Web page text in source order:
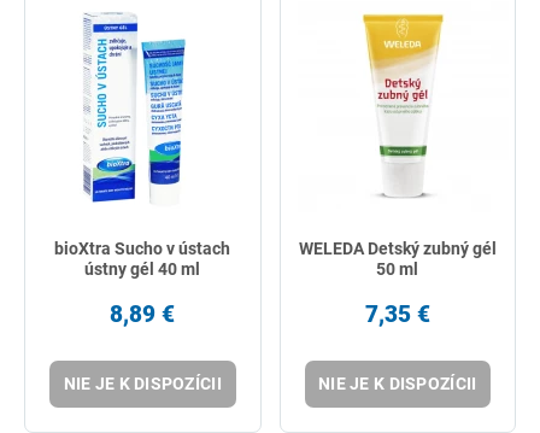
bioXtra Sucho v ústach
ústny gél 40 ml
8,89 €
NIE JE K DISPOZÍCII
WELEDA Detský zubný gél
50 ml
7,35 €
NIE JE K DISPOZÍCII